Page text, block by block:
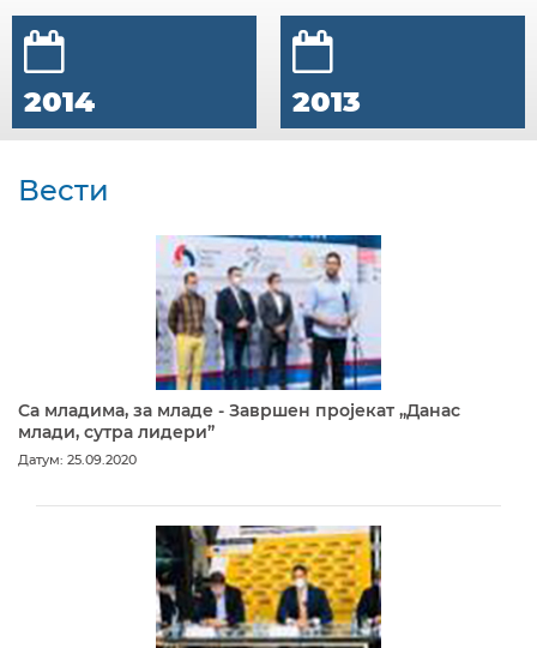
2014 2013
Вести
Са младима, за младе - Завршен пројекат „Данас
млади, сутра лидери”
Датум: 25.09.2020